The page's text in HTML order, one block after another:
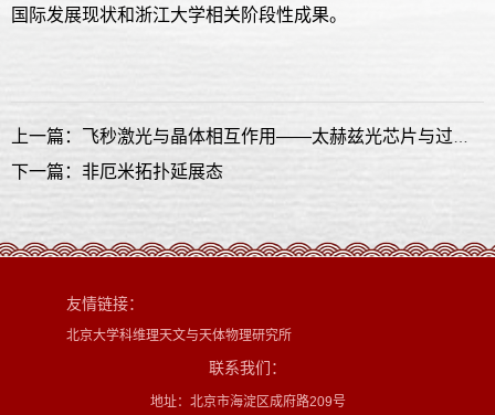
国际发展现状和浙江大学相关阶段性成果。
下一篇：非厄米拓扑延展态
友情链接：
北京大学科维理天文与天体物理研究所
联系我们：
地址：北京市海淀区成府路209号